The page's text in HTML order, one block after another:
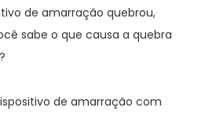
de amarração quebrou,
sabe o que causa a quebra
de amarração com